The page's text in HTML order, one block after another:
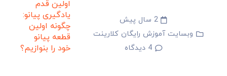
2 سال پیش
وبسایت آموزش رایگان کلارینت
4 دیدگاه
اولین قدم
یادگیری پیانو:
چگونه اولین
قطعه پیانو
خود را بنوازیم؟